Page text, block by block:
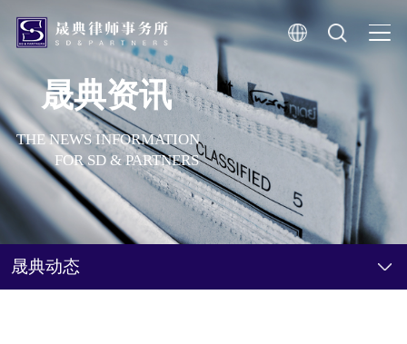
晟典资讯
THE NEWS INFORMATION
FOR SD & PARTNERS
晟典动态